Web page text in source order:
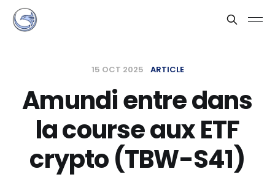
15 OCT 2025 ARTICLE
Amundi entre dans
la course aux ETF
crypto (TBW-S41)